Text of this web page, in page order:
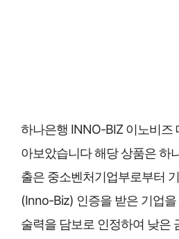
하나은행 INNO-BIZ 이노비즈
아보았습니다 해당 상품은 하
출은 중소벤처기업부로부터
(Inno-Biz) 인증을 받은 기업
술력을 담보로 인정하여 낮은